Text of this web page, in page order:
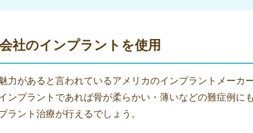
社のインプラントを使用
力があると言われているアメリカのインプラントメーカ
ンプラントであれば骨が柔らかい・薄いなどの難症例に
ラント治療が行えるでしょう。